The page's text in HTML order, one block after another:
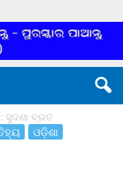
ସୁଦଶା ବ୍ରତ
ଓଡ଼ିଶା